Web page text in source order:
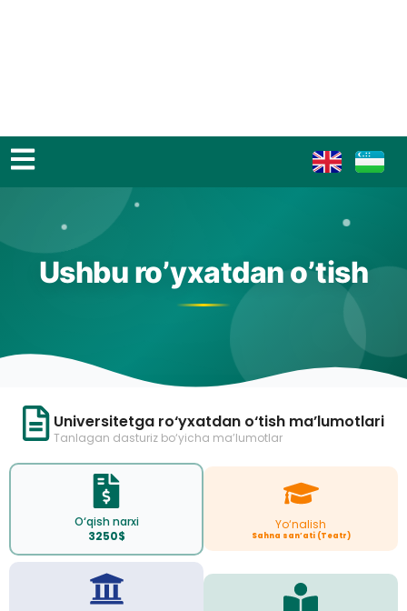
Ushbu ro’yxatdan o’tish
Universitetga ro‘yxatdan o‘tish ma’lumotlari
Tanlagan dasturiz bo‘yicha ma’lumotlar
O‘qish narxi
3250$
Yo‘nalish
Sahna san’ati (Teatr)